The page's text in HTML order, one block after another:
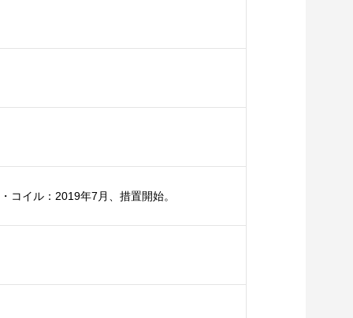
コイル：2019年7月、措置開始。